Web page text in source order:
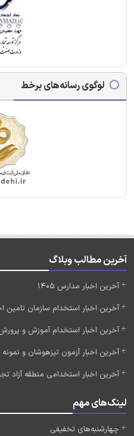
لوگوی رسانه‌های برخط
آخرین مطالب وبلاگ
آخرین اخبار مدارس 1405
آخرین اخبار استخدام سازمان تامین اجتماعی
آخرین اخبار استخدام آموزش و پرورش 1405 (به
آخرین اخبار آزمون تیزهوشان و
آخرین اخبار استخدامی منطقه آزاد
لینک‌های مهم
چهارشنبه‌های تخفیفی